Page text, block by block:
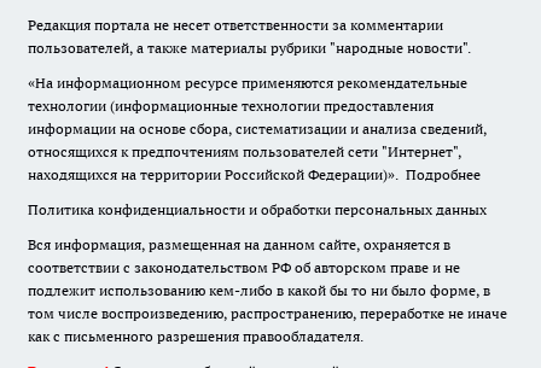
Редакция портала не несет ответственности за комментарии
пользователей, а также материалы рубрики "народные новости".
«На информационном ресурсе применяются рекомендательные
технологии (информационные технологии предоставления
информации на основе сбора, систематизации и анализа сведений,
относящихся к предпочтениям пользователей сети "Интернет",
находящихся на территории Российской Федерации)». Подробнее
Политика конфиденциальности и обработки персональных данных
Вся информация, размещенная на данном сайте, охраняется в
соответствии с законодательством РФ об авторском праве и не
подлежит использованию кем-либо в какой бы то ни было форме, в
том числе воспроизведению, распространению, переработке не иначе
как с письменного разрешения правообладателя.